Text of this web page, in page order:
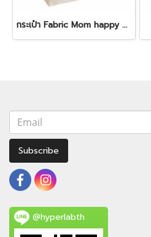
กระเป๋า Fabric Mom happy Mothers day bag
Subscribe
@hyperlabth